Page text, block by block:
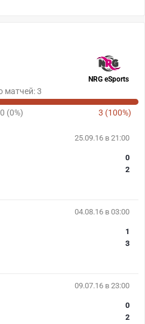
NRG eSports
матчей: 3
0 (0%) 3 (100%)
25.09.16 в 21:00
0
2
04.08.16 в 03:00
1
3
09.07.16 в 23:00
0
2